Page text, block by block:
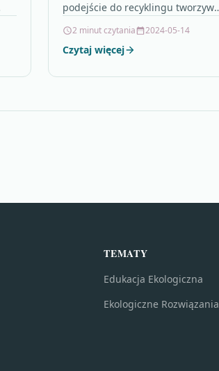
podejście do recyklingu tworzyw
znaczący wzrost świadomości
społecznej na temat konieczności
2 minut czytania 2024-05-14
Czytaj więcej
TEMATY
Edukacja Ekologiczna
Ekologiczne Rozwiązania